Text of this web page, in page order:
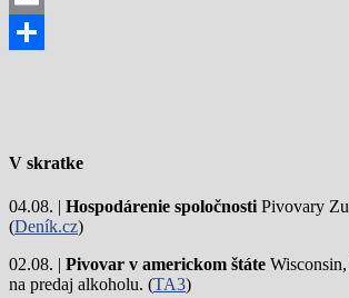
Email
V skratke
04.08. | Hospodárenie spoločnosti Pivovary
(Deník.cz)
02.08. | Pivovar v americkom štáte
na predaj alkoholu. (TA3)